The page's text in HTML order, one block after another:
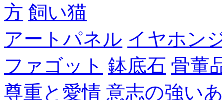
方 飼い猫
アートパネル イヤホン
ファゴット 鉢底石 骨董
尊重と愛情 意志の強い